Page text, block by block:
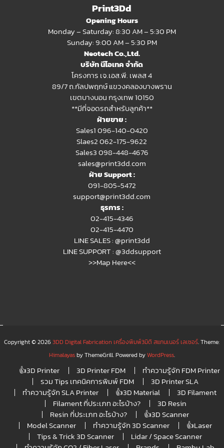
Print3Dd
Opening Hours
Monday – Saturday: 8:30 AM – 5:30 PM
Sunday: 9:00 AM – 5:30 PM
Neotech Co.,Ltd.
บริษัท นีโอเทค จำกัด
โครงการ เจ.เอส.พี. เพลส 4
89/7 ถ.กัลปพฤกษ์ แขวงคลองบางพราน
เขตบางบอน กรุงเทพ 10150
**มีที่จอดรถสำหรับลูกค้า**
ฝ่ายขาย :
Sales1 096-140-0420
Slaes2062-175-9622
Sales3 098-448-4676
sales@print3dd.com
ฝ่าย Support :
091-805-5472
support@print3dd.com
ธุรการ :
02-415-4346
02-415-4470
LINE SALES :@print3dd
LINE SUPPORT :@3ddsupport
>>Map Here<<
Copyright © 20263DD Digital Fabrication เครื่องพิมพ์3มิติ สแกนเนอร์ เลเซอร์. Theme:
Himalayasby ThemeGrill. Powered byWordPress.
👍3D Printer 3D Printer FDM
ทำความรู้จัก FDM Printer
รวม Tips เทคนิคการพิมพ์ FDM
3D Printer SLA
ทำความรู้จัก SLA Printer
👍3D Material
3D Filament
Filament กี่ประเภท อะไรบ้าง?
3D Resin
Resin กี่ประเภท อะไรบ้าง?
👍3D Scanner
Model Scanner
ทำความรู้จัก 3D Scanner
👍Laser
Tips & Trick 3D Scanner
Lidar / Space Scanner